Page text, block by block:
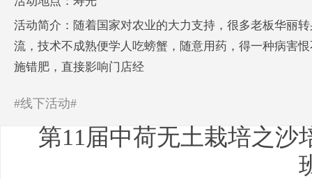
活动简介：随着国家对农业的大力支持，很多老板华丽
流，技术不成熟便学人吃螃蟹，随意用药，得一种病害
施错肥，直接影响门店经
#线下活动#
第11届中荷无土栽培之沙